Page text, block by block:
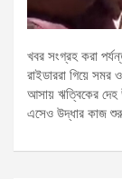
খবর সংগ্রহ করা
রাইডাররা গিয়ে সমর
আসায় ঋত্বিকের দেহ
এসেও উদ্ধার কাজ